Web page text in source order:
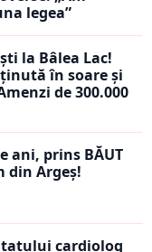
legea”
la Bâlea Lac!
în soare și
de 300.000
ani, prins BĂUT
din Argeș!
cardiolog